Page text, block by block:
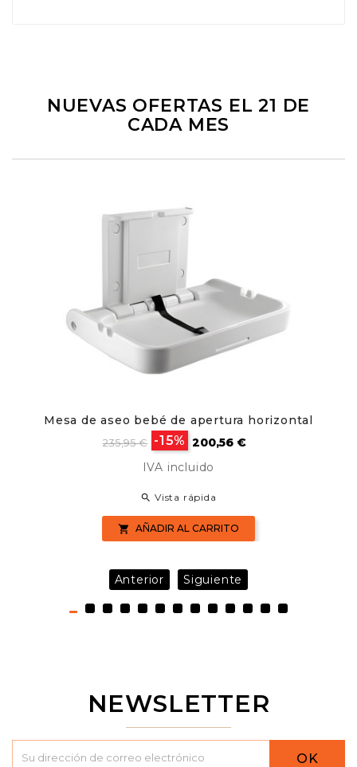
NUEVAS OFERTAS EL 21 DE
CADA MES
Mesa de aseo bebé de apertura horizontal
Precio
235,95 € -15% Precio
200,56 €
IVA incluido
 Vista rápida
 AÑADIR AL CARRITO
Anterior Siguiente
NEWSLETTER
OK